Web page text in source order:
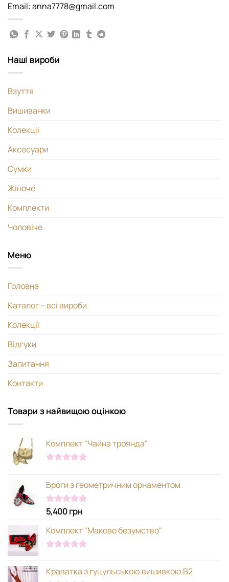
Email: anna7778@gmail.com
Наші вироби
Взуття
Вишиванки
Колекціі
Аксесуари
Сумки
Жіноче
Комплекти
Чоловіче
Меню
Головна
Каталог – всі вироби
Колекції
Відгуки
Запитання
Контакти
Товари з найвищою оцінкою
Комплект "Чайна троянда"
Броги з геометричним орнаментом
Оцінено в
з 5
5,400грн
Комплект "Макове безумство"
Краватка з гуцульською вишивкою В2